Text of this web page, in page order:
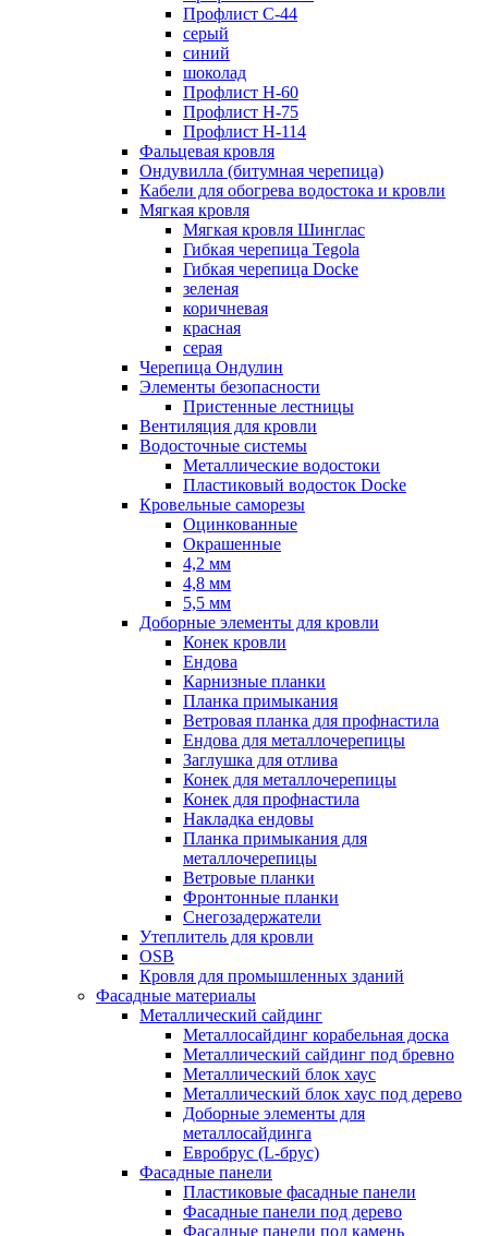
Профлист С-44
серый
синий
шоколад
Профлист Н-60
Профлист Н-75
Профлист H-114
Фальцевая кровля
Ондувилла (битумная черепица)
Кабели для обогрева водостока и кровли
Мягкая кровля
Мягкая кровля Шинглас
Гибкая черепица Tegola
Гибкая черепица Docke
зеленая
коричневая
красная
серая
Черепица Ондулин
Элементы безопасности
Пристенные лестницы
Вентиляция для кровли
Водосточные системы
Металлические водостоки
Пластиковый водосток Docke
Кровельные саморезы
Оцинкованные
Окрашенные
4,2 мм
4,8 мм
5,5 мм
Доборные элементы для кровли
Конек кровли
Ендова
Карнизные планки
Планка примыкания
Ветровая планка для профнастила
Ендова для металлочерепицы
Заглушка для отлива
Конек для металлочерепицы
Конек для профнастила
Накладка ендовы
Планка примыкания для
металлочерепицы
Ветровые планки
Фронтонные планки
Снегозадержатели
Утеплитель для кровли
OSB
Кровля для промышленных зданий
Фасадные материалы
Металлический сайдинг
Металлосайдинг корабельная доска
Металлический сайдинг под бревно
Металлический блок хаус
Металлический блок хаус под дерево
Доборные элементы для
металлосайдинга
Евробрус (L-брус)
Фасадные панели
Пластиковые фасадные панели
Фасадные панели под дерево
Фасадные панели под камень